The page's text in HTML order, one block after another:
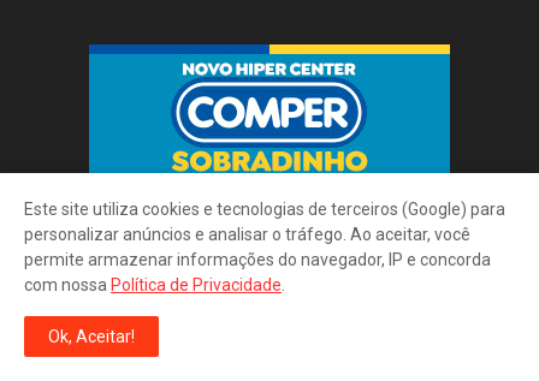
Este site utiliza cookies e tecnologias de terceiros (Google) para
personalizar anúncios e analisar o tráfego. Ao aceitar, você
permite armazenar informações do navegador, IP e concorda
com nossa Política de Privacidade
Ok, Aceitar!